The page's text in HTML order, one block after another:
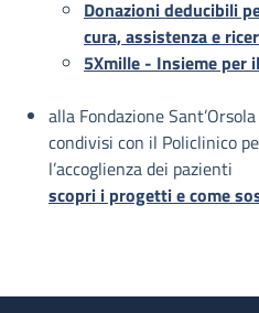
Donazioni deducibili
cura, assistenza e
5Xmille - Insieme per
alla Fondazione
condivisi con il Policlinico
l’accoglienza dei pazienti
scopri i progetti e come